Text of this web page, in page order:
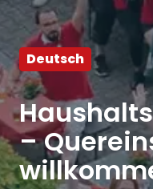
Deutsch
–